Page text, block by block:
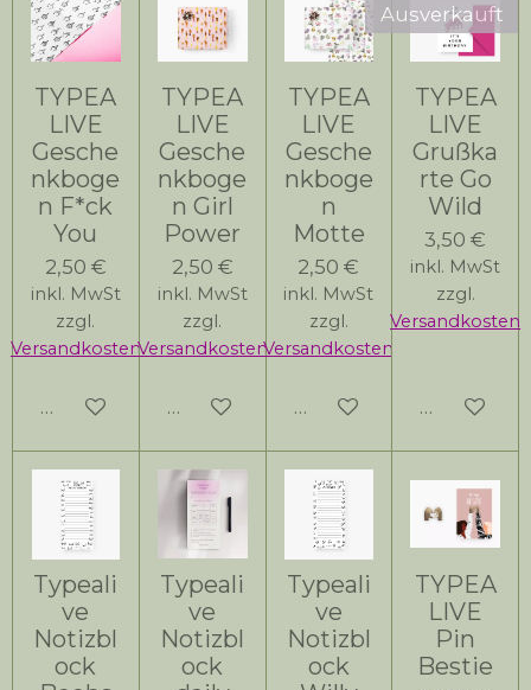
TYPEA
LIVE
Gesche
nkboge
n F*ck
You
2,50 €
inkl. MwSt
zzgl.
Versandkosten
In den Warenkorb
TYPEA
LIVE
Gesche
nkboge
n Girl
Power
2,50 €
inkl. MwSt
zzgl.
Versandkosten
In den Warenkorb
TYPEA
LIVE
Gesche
nkboge
n
Motte
2,50 €
inkl. MwSt
zzgl.
Versandkosten
In den Warenkorb
Ausverkauft
TYPEA
LIVE
Grußka
rte Go
Wild
3,50 €
inkl. MwSt
zzgl.
Versandkosten
Bei
Typeali
ve
Notizbl
ock
Typeali
ve
Notizbl
ock
Typeali
ve
Notizbl
ock
TYPEA
LIVE
Pin
Bestie